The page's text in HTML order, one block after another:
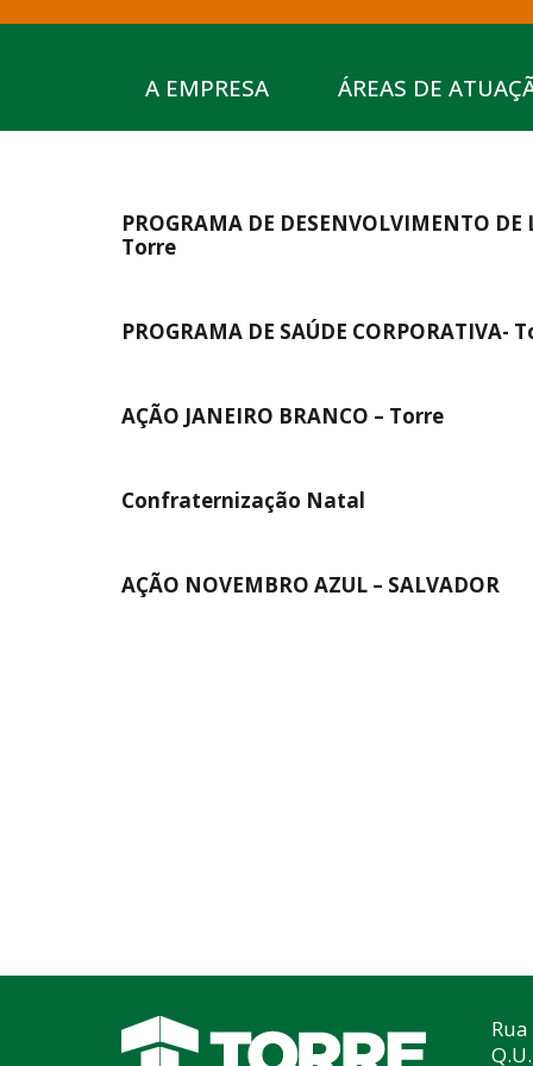
A EMPRESA ÁREAS DE
PROGRAMA DE DESENVOLVIMENTO DE
Torre
PROGRAMA DE SAÚDE CORPORATIVA-
AÇÃO JANEIRO BRANCO – Torre
Confraternização Natal
AÇÃO NOVEMBRO AZUL – SALVADOR